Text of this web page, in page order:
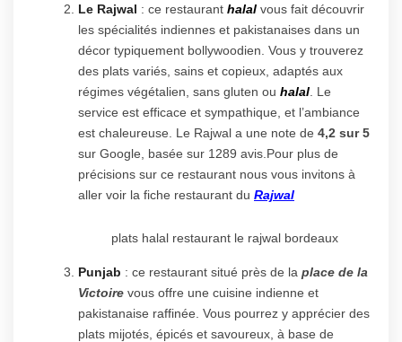
Le Rajwal : ce restaurant halal vous fait découvrir
les spécialités indiennes et pakistanaises dans un
décor typiquement bollywoodien. Vous y trouverez
des plats variés, sains et copieux, adaptés aux
régimes végétalien, sans gluten ou halal . Le
service est efficace et sympathique, et l’ambiance
est chaleureuse. Le Rajwal a une note de 4,2 sur 5
sur Google, basée sur 1289 avis.Pour plus de
précisions sur ce restaurant nous vous invitons à
aller voir la fiche restaurant du Rajwal
plats halal restaurant le rajwal bordeaux
Punjab : ce restaurant situé près de la place de la
Victoire vous offre une cuisine indienne et
pakistanaise raffinée. Vous pourrez y apprécier des
plats mijotés, épicés et savoureux, à base de